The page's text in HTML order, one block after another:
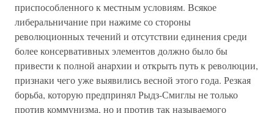
приспособленного к местным условиям. Всякое
либеральничание при нажиме со стороны
революционных течений и отсутствии единения среди
более консервативных элементов должно было бы
привести к полной анархии и открыть путь к революции,
признаки чего уже выявились весной этого года. Резкая
борьба, которую предпринял Рыдз-Смиглы не только
против коммунизма, но и против так называемого